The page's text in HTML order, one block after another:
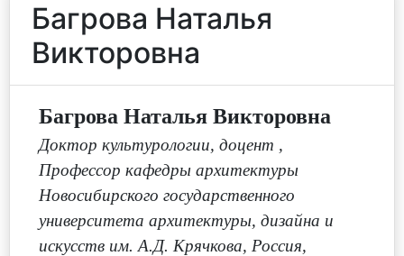
Багрова Наталья
Викторовна
Багрова Наталья Викторовна
Доктор культурологии, доцент ,
Профессор кафедры архитектуры
Новосибирского государственного
университета архитектуры, дизайна и
искусств им. А.Д. Крячкова, Россия,